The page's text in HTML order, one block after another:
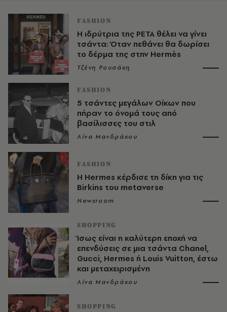
FASHION
Η ιδρύτρια της PETA θέλει να γίνει
τσάντα: Όταν πεθάνει θα δωρίσει
το δέρμα της στην Hermès
Τζένη Ρουσάκη
FASHION
5 τσάντες μεγάλων Οίκων που
πήραν το όνομά τους από
βασίλισσες του στιλ
Λίνα Μανδράκου
FASHION
Η Hermes κέρδισε τη δίκη για τις
Birkins του metaverse
Newsroom
SHOPPING
Ίσως είναι η καλύτερη εποχή να
επενδύσεις σε μια τσάντα Chanel,
Gucci, Hermes ή Louis Vuitton, έστω
και μεταχειρισμένη
Λίνα Μανδράκου
SHOPPING